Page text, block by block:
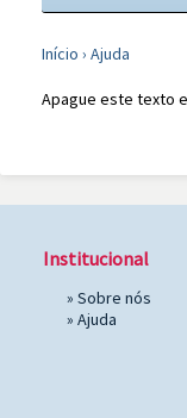
Início › Ajuda
Apague este texto
Institucional
» Sobre nós
» Ajuda